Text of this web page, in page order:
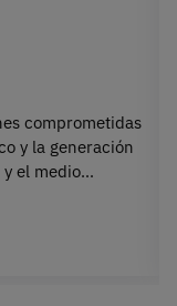
comprometidas
y la generación
el medio